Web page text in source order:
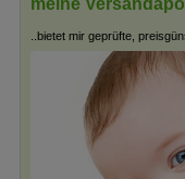
..bietet mir geprüfte,